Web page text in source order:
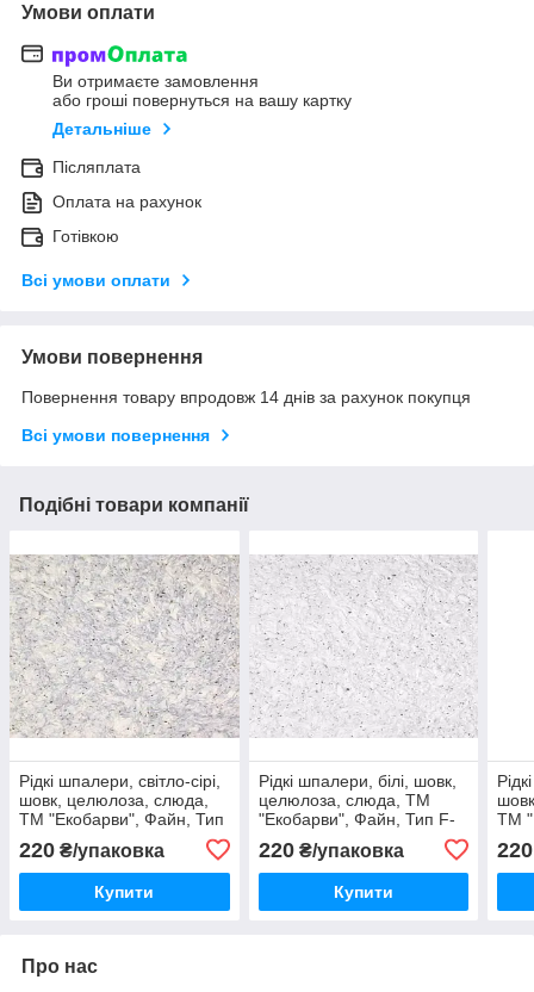
Умови оплати
Ви отримаєте замовлення
або гроші повернуться на вашу картку
Детальніше
Післяплата
Оплата на рахунок
Готівкою
Всі умови оплати
Умови повернення
Повернення товару впродовж 14 днів за рахунок покупця
Всі умови повернення
Подібні товари компанії
Рідкі шпалери, світло-сірі,
шовк, целюлоза, слюда,
ТМ "Екобарви", Файн, Тип
220 ₴/упаковка
Купити
Рідкі шпалери, білі, шовк,
целюлоза, слюда, ТМ
"Екобарви", Файн, Тип F-
220₴/упаковка
Купити
ТМ
220
Про нас